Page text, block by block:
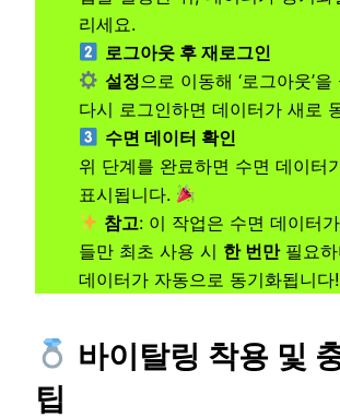
리세요.
로그아웃 후 재로그인
설정으로 이동해 ‘로그아웃’
다시 로그인하면 데이터가 새로
수면 데이터 확인
위 단계를 완료하면 수면 데이터
표시됩니다.
참고: 이 작업은 수면 데이터
들만 최초 사용 시 한 번만필요하
데이터가 자동으로 동기화됩니다!
바이탈링 착용 및
팁